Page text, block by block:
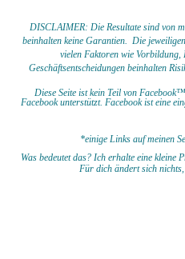
DISCLAIMER: Die Resultate sind von
beinhalten keine Garantien. Die
vielen Faktoren wie Vorbildung,
Geschäftsentscheidungen beinhalten
Diese Seite ist kein Teil von
Facebook unterstützt. Facebook ist eine
*einige Links auf meinen
Was bedeutet das? Ich erhalte eine kleine
Für dich ändert sich